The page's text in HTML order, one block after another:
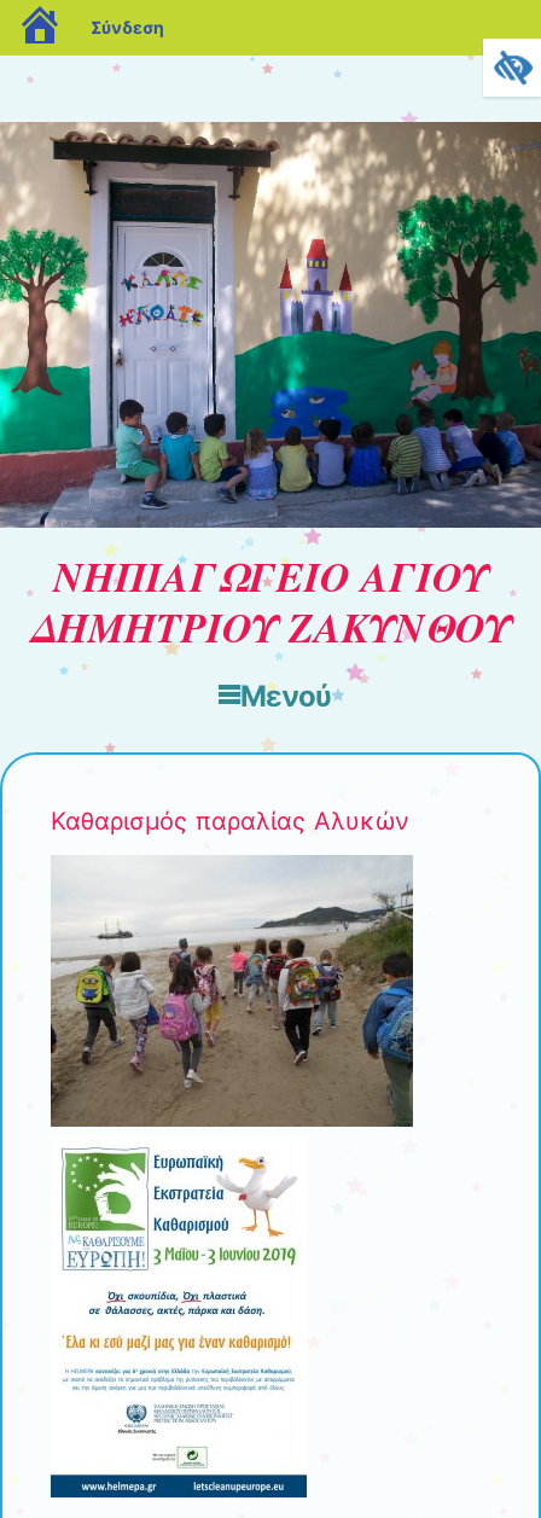
blogs.sch.gr
Σύνδεση
ΝΗΠΙΑΓΩΓΕΙΟ ΑΓΙΟΥ
ΔΗΜΗΤΡΙΟΥ ΖΑΚΥΝΘΟΥ
Μενού
Καθαρισμός παραλίας Αλυκών